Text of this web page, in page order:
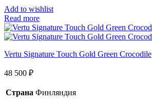
Add to wishlist
Read more
Vertu Signature Touch Gold Green Crocodile
48 500 ₽
Страна Финляндия